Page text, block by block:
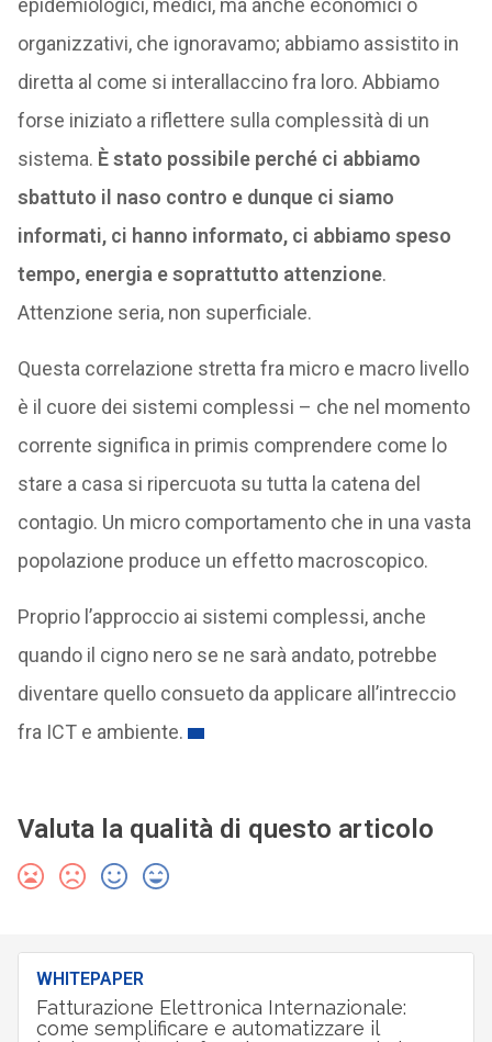
epidemiologici, medici, ma anche economici o
organizzativi, che ignoravamo; abbiamo assistito in
diretta al come si interallaccino fra loro. Abbiamo
forse iniziato a riflettere sulla complessità di un
sistema. È stato possibile perché ci abbiamo
sbattuto il naso contro e dunque ci siamo
informati, ci hanno informato, ci abbiamo speso
tempo, energia e soprattutto attenzione.
Attenzione seria, non superficiale.
Questa correlazione stretta fra micro e macro livello
è il cuore dei sistemi complessi – che nel momento
corrente significa in primis comprendere come lo
stare a casa si ripercuota su tutta la catena del
contagio. Un micro comportamento che in una vasta
popolazione produce un effetto macroscopico.
Proprio l’approccio ai sistemi complessi, anche
quando il cigno nero se ne sarà andato, potrebbe
diventare quello consueto da applicare all’intreccio
fra ICT e ambiente.
Valuta la qualità di questo articolo
WHITEPAPER
Fatturazione Elettronica Internazionale:
come semplificare e automatizzare il